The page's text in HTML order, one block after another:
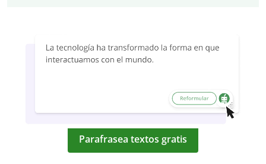
Parafrasea textos gratis